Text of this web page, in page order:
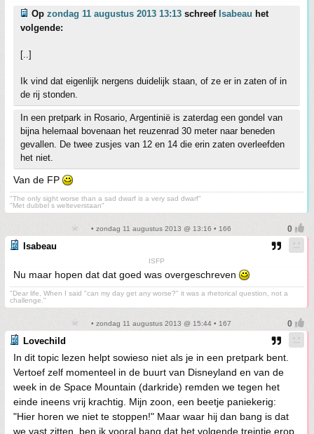
Op zondag 11 augustus 2013 13:13 schreef Isabeau het
volgende:
[..]
Ik vind dat eigenlijk nergens duidelijk staan, of ze er in zaten of in
de rij stonden.
In een pretpark in Rosario, Argentinië is zaterdag een gondel van
bijna helemaal bovenaan het reuzenrad 30 meter naar beneden
gevallen. De twee zusjes van 12 en 14 die erin zaten overleefden
het niet.
Van de FP
"The only sight worse than a sad dwarf is a very sad dwarf"
"Met dubbel s welteverstaan"
• zondag 11 augustus 2013 @ 13:16 • 166
Isabeau
ISFP
Nu maar hopen dat dat goed was overgeschreven
"Dear life, When I said "can my day get any worse?" it was a rhetorical question, not a
challenge."
• zondag 11 augustus 2013 @ 15:44 • 167
Lovechild
In dit topic lezen helpt sowieso niet als je in een pretpark bent.
Vertoef zelf momenteel in de buurt van Disneyland en van de
week in de Space Mountain (darkride) remden we tegen het
einde ineens vrij krachtig. Mijn zoon, een beetje paniekerig:
"Hier horen we niet te stoppen!" Maar waar hij dan bang is dat
we vast zitten, ben ik vooral bang dat het volgende treintje erop